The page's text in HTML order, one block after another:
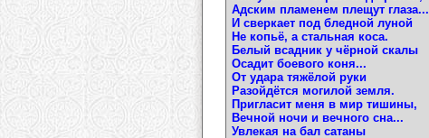
Адским пламенем плещут глаза...
И сверкает под бледной луной
Не копьё, а стальная коса.
Белый всадник у чёрной скалы
Осадит боевого коня...
От удара тяжёлой руки
Разойдётся могилой земля.
Пригласит меня в мир тишины,
Вечной ночи и вечного сна...
Увлекая на бал сатаны